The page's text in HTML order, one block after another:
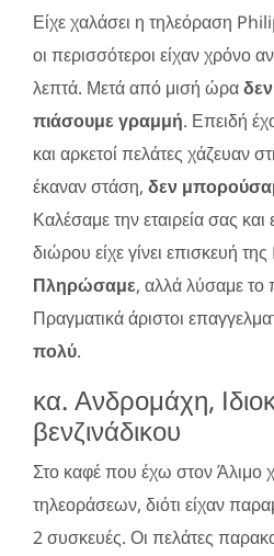
Είχε χαλάσει η τηλεόραση
οι περισσότεροι είχαν
λεπτά. Μετά από μισή ώρα
πιάσουμε γραμμή. Επειδή
και αρκετοί πελάτες χάζευαν
έκαναν στάση, δεν
Καλέσαμε την εταιρεία σας
διώρου είχε γίνει επισκευή
Πληρώσαμε, αλλά λύσαμε
Πραγματικά άριστοι
πολύ.
κα. Ανδρομάχη,
βενζινάδικου
Στο καφέ που έχω στον Άλιμο
τηλεοράσεων, διότι είχαν
2 συσκευές. Οι πελάτες